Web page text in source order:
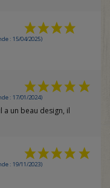
: 15/04/2025)
: 17/01/2024)
a un beau design, il
: 19/11/2023)